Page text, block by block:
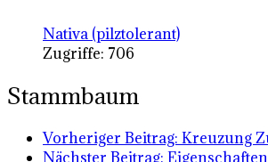
Nativa (pilztolerant)
Zugriffe: 706
Stammbaum
Vorheriger Beitrag: Kreuzung
Nächster Beitrag: